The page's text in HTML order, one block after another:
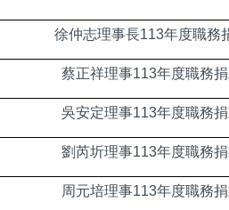
徐仲志理事長113年度職務
蔡正祥理事113年度職務
吳安定理事113年度職務
劉芮圻理事113年度職務
周元培理事113年度職務